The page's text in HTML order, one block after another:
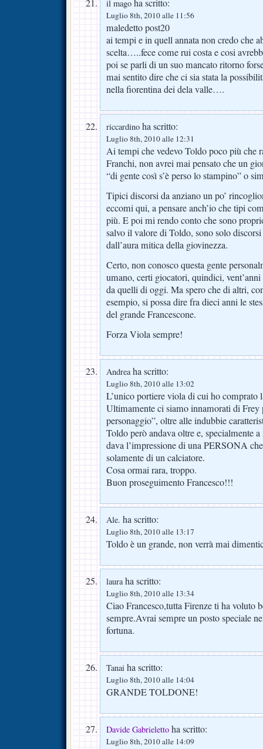
il mago ha scritto:
Luglio 8th, 2010 alle 11:56
maledetto post20
ai tempi e in quell annata non credo che
scelta…..fece come rui costa e cosi
poi se parli di un suo mancato ritorno
mai sentito dire che ci sia stata la
nella fiorentina dei dela valle….
riccardino ha scritto:
Luglio 8th, 2010 alle 12:31
Ai tempi che vedevo Toldo poco più che
Franchi, non avrei mai pensato che un
“di gente così s’è perso lo stampino” o
Tipici discorsi da anziano un po’
eccomi qui, a pensare anch’io che tipi
più. E poi mi rendo conto che sono
salvo il valore di Toldo, sono solo
dall’aura mitica della giovinezza.
Certo, non conosco questa gente
umano, certi giocatori, quindici,
da quelli di oggi. Ma spero che di altri,
esempio, si possa dire fra dieci anni le
del grande Francescone.
Forza Viola sempre!
Andreaha scritto:
Luglio 8th, 2010 alle 13:02
L’unico portiere viola di cui ho comprato
Ultimamente ci siamo innamorati di Frey
personaggio”, oltre alle indubbie
Toldo però andava oltre e, specialmente
dava l’impressione di una PERSONA
solamente di un calciatore.
Cosa ormai rara, troppo.
Buon proseguimento Francesco!!!
Ale. ha scritto:
Luglio 8th, 2010 alle 13:17
Toldo è un grande, non verrà mai
lauraha scritto:
Luglio 8th, 2010 alle 13:34
Ciao Francesco,tutta Firenze ti ha voluto
sempre.Avrai sempre un posto speciale
fortuna.
Tanai ha scritto:
Luglio 8th, 2010 alle 14:04
GRANDE TOLDONE!
Davide Gabrieletto ha scritto:
Luglio 8th, 2010 alle 14:09